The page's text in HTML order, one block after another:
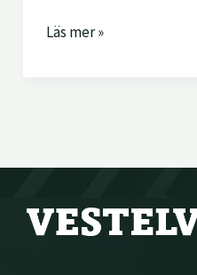
Läs mer »